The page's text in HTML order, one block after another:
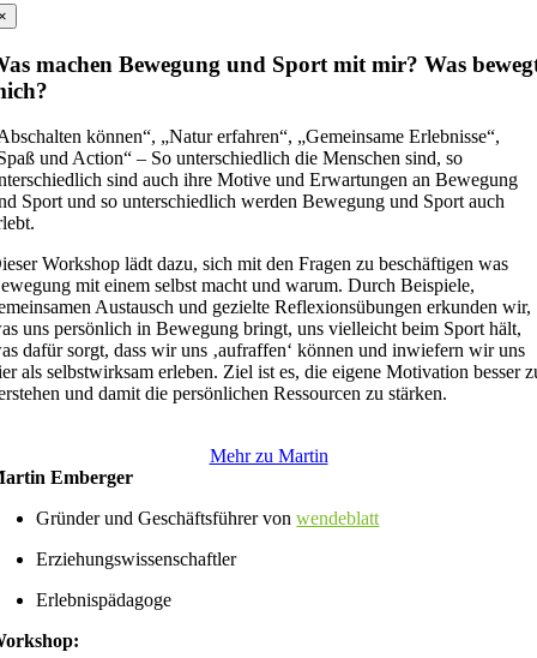
machen Bewegung und Sport mit mir? Was
können“, „Natur erfahren“, „Gemeinsame Erlebnisse“,
und Action“ – So unterschiedlich die Menschen sind, so
sind auch ihre Motive und Erwartungen an Bewegung
Sport und so unterschiedlich werden Bewegung und Sport auch
Workshop lädt dazu, sich mit den Fragen zu beschäftigen was
mit einem selbst macht und warum. Durch Beispiele,
Austausch und gezielte Reflexionsübungen erkunden wir,
uns persönlich in Bewegung bringt, uns vielleicht beim Sport hält,
dafür sorgt, dass wir uns ‚aufraffen‘ können und inwiefern wir uns
als selbstwirksam erleben. Ziel ist es, die eigene Motivation besser
und damit die persönlichen Ressourcen zu stärken.
Mehr zu Martin
Emberger
Gründer und Geschäftsführer vonwendeblatt
Erziehungswissenschaftler
Erlebnispädagoge